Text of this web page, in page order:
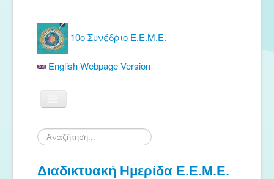
10ο Συνέδριο Ε.Ε.Μ.Ε.
English Webpage Version
Αρχική
Δωρεάν Υλικό
Αναζήτηση...
Διαδικτυακή Ημερίδα Ε.Ε.Μ.Ε.